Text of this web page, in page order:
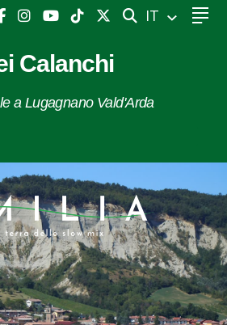
CERCA
IT
Calanchi
a Lugagnano Vald'Arda